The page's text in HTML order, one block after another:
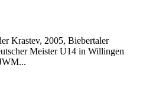
Krastev, 2005, Biebertaler
Meister U14 in Willingen